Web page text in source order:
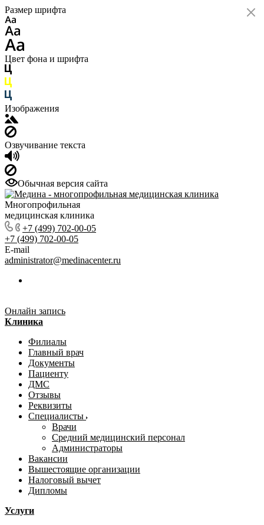
Размер шрифта
Цвет фона и шрифта
Изображения
Озвучивание текста
Обычная версия сайта
Многопрофильная
медицинская клиника
+7 (499) 702-00-05
+7 (499) 702-00-05
E-mail
administrator@medinacenter.ru
Онлайн запись
Клиника
Филиалы
Главный врач
Документы
Пациенту
ДМС
Отзывы
Реквизиты
Специалисты
Врачи
Средний медицинский персонал
Администраторы
Вакансии
Вышестоящие организации
Налоговый вычет
Дипломы
Услуги